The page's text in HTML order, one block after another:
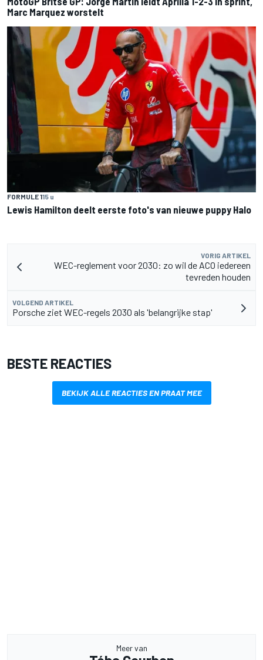
Marc Marquez worstelt
FORMULE 115 u
Lewis Hamilton deelt eerste foto's van nieuwe puppy Halo
VORIG ARTIKEL
WEC-reglement voor 2030: zo wil de ACO iedereen
tevreden houden
VOLGEND ARTIKEL
Porsche ziet WEC-regels 2030 als 'belangrijke stap'
BESTE REACTIES
BEKIJK ALLE REACTIES EN PRAAT MEE
Meer van